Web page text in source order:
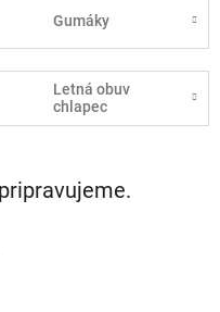
Gumáky
Letná obuv
chlapec